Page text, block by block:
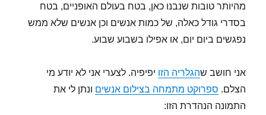
מהיותר טובות שנבנו כאן, בטח בעולם האופניים, בטח
בסדרי גודל כאלה, של כמות אנשים וכן אנשים שלא ממש
נפגשים ביום יום, או אפילו בשבוע שבוע.
אני חושב שהגלריה הזו יפיפיה. לצערי אני לא יודע מי
הצלם. ספרוקט מתמחה בצילום אנשים ונתן לי את
התמונה הנהדרת הזו: